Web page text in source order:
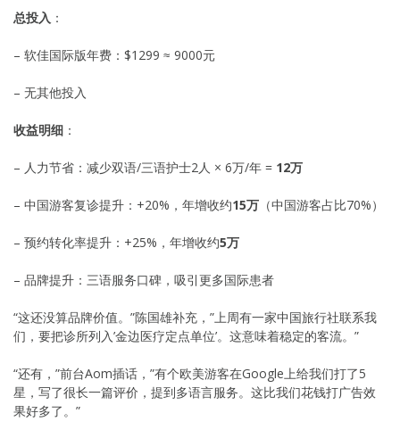
总投入 ：
– 软佳国际版年费：$1299 ≈ 9000元
– 无其他投入
收益明细 ：
– 人力节省：减少双语/三语护士2人 × 6万/年 = 12万
– 中国游客复诊提升：+20%，年增收约15万 （中国游客占比70%）
– 预约转化率提升：+25%，年增收约5万
– 品牌提升：三语服务口碑，吸引更多国际患者
“这还没算品牌价值。”陈国雄补充，”上周有一家中国旅行社联系我
们，要把诊所列入’金边医疗定点单位’。这意味着稳定的客流。”
“还有，”前台Aom插话，”有个欧美游客在Google上给我们打了5
星，写了很长一篇评价，提到多语言服务。这比我们花钱打广告效
果好多了。”